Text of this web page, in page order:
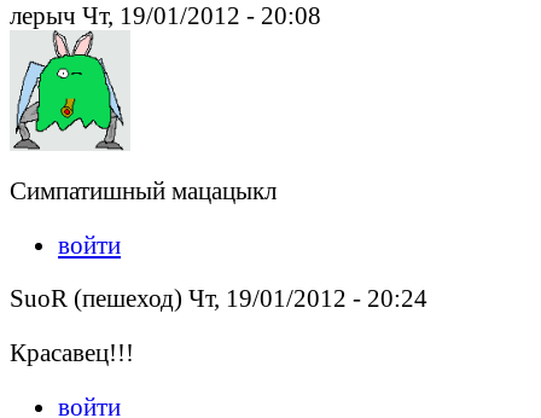
лерыч Чт, 19/01/2012 - 20:08
Симпатишный мацацыкл
войти
SuoR (пешеход) Чт, 19/01/2012 - 20:24
Красавец!!!
войти